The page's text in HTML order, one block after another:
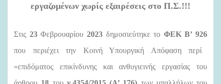
εργαζομένων χωρίς εξαιρέσεις στο Π.Σ.!!!
Στις 23Φεβρουαρίου 2023δημοσιεύτηκε το ΦΕΚ Β’ 926
που περιέχει την Κοινή Υπουργική Απόφαση περί
«επιδόματος επικίνδυνης και ανθυγιεινής εργασίας του